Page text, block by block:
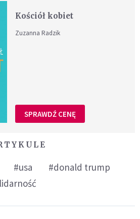
Kościół kobiet
Zuzanna Radzik
SPRAWDŹ CENĘ
#usa
#donald trump